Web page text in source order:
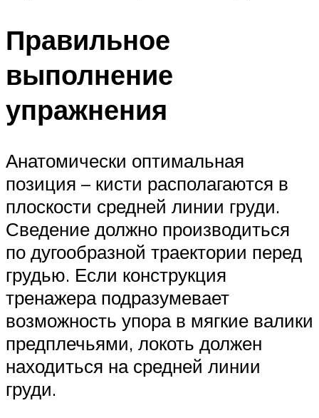
Правильное
выполнение
упражнения
Анатомически оптимальная
позиция – кисти располагаются в
плоскости средней линии груди.
Сведение должно производиться
по дугообразной траектории перед
грудью. Если конструкция
тренажера подразумевает
возможность упора в мягкие валики
предплечьями, локоть должен
находиться на средней линии
груди.